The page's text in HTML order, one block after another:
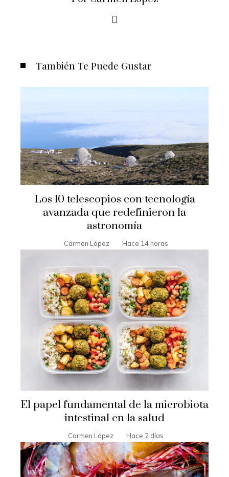
También Te Puede Gustar
Los 10 telescopios con tecnología
avanzada que redefinieron la
astronomía
Carmen López Hace 14 horas
El papel fundamental de la microbiota
intestinal en la salud
Carmen López Hace 2 días